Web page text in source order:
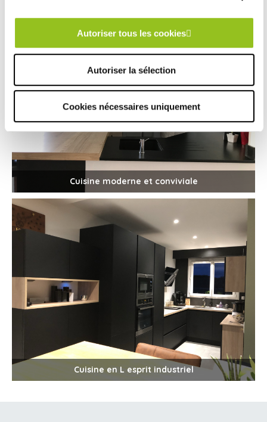
Autoriser tous les cookies
Autoriser la sélection
Cookies nécessaires uniquement
Cuisine moderne et conviviale
Cuisine en L esprit industriel